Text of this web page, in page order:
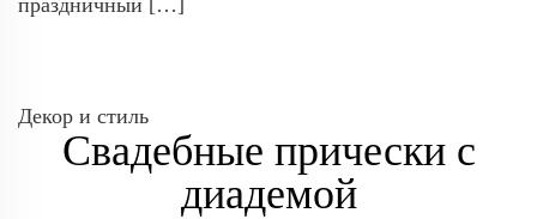
праздничный […]
Декор и стиль
Свадебные прически с
диадемой